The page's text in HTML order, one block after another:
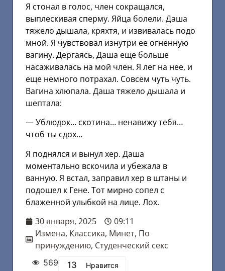
Я стонал в голос, член сокращался,
выплескивая сперму. Яйца болели. Даша
тяжело дышала, кряхтя, и извивалась подо
мной. Я чувствовал изнутри ее огненную
вагину. Дергаясь, Даша еще больше
насаживалась на мой член. Я лег на нее, и
еще немного потрахал. Совсем чуть чуть.
Вагина хлюпала. Даша тяжело дышала и
шептала:
— Ублюдок… скотина… ненавижу тебя…
чтоб ты сдох…
Я поднялся и вынул хер. Даша
моментально вскочила и убежала в
ванную. Я встал, заправил хер в штаны и
подошел к Гене. Тот мирно сопел с
блаженной улыбкой на лице. Лох.
30 января, 2025
09:11
Измена, Классика, Минет, По
принуждению, Студенческий секс
569 13 Нравится